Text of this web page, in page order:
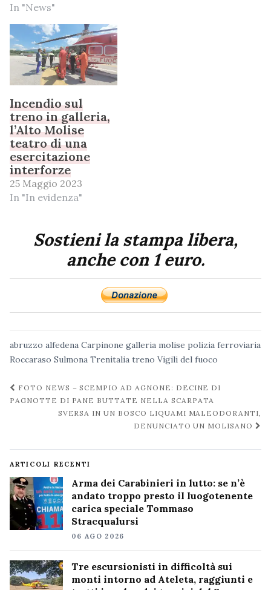
In "News"
Incendio sul
treno in galleria,
l’Alto Molise
teatro di una
esercitazione
interforze
25 Maggio 2023
In "In evidenza"
Sostieni la stampa libera,
anche con 1 euro.
abruzzo alfedena Carpinone galleria molise polizia ferroviaria
Roccaraso Sulmona Trenitalia treno Vigili del fuoco
Navigazione
post
FOTO NEWS – SCEMPIO AD AGNONE: DECINE DI
PAGNOTTE DI PANE BUTTATE NELLA SCARPATA
SVERSA IN UN BOSCO LIQUAMI MALEODORANTI,
DENUNCIATO UN MOLISANO
ARTICOLI RECENTI
Arma dei Carabinieri in lutto: se n’è
andato troppo presto il luogotenente
carica speciale Tommaso
Stracqualursi
06 AGO 2026
Tre escursionisti in difficoltà sui
monti intorno ad Ateleta, raggiunti e